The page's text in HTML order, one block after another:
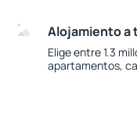
Alojamiento a
Elige entre 1.3
apartamentos,